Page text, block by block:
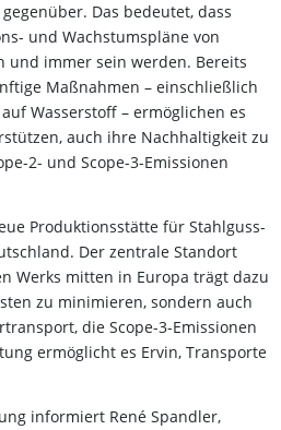
Das bedeutet, dass
und Wachstumspläne von
und immer sein werden. Bereits
Maßnahmen – einschließlich
Wasserstoff – ermöglichen es
auch ihre Nachhaltigkeit zu
2- und Scope-3-Emissionen
Produktionsstätte für Stahlguss-
Der zentrale Standort
Werks mitten in Europa trägt dazu
zu minimieren, sondern auch
die Scope-3-Emissionen
ermöglicht es Ervin, Transporte
informiert René Spandler,